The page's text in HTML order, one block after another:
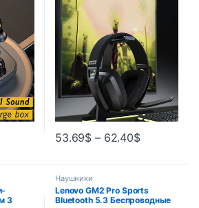
Fi
53.69$ – 62.40$
3
Наушники
Lenovo GM2 Pro Sports
Bluetooth 5.3 Беспроводные